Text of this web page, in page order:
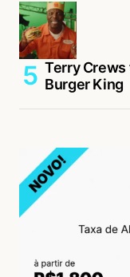
Terry Crews
Burger King